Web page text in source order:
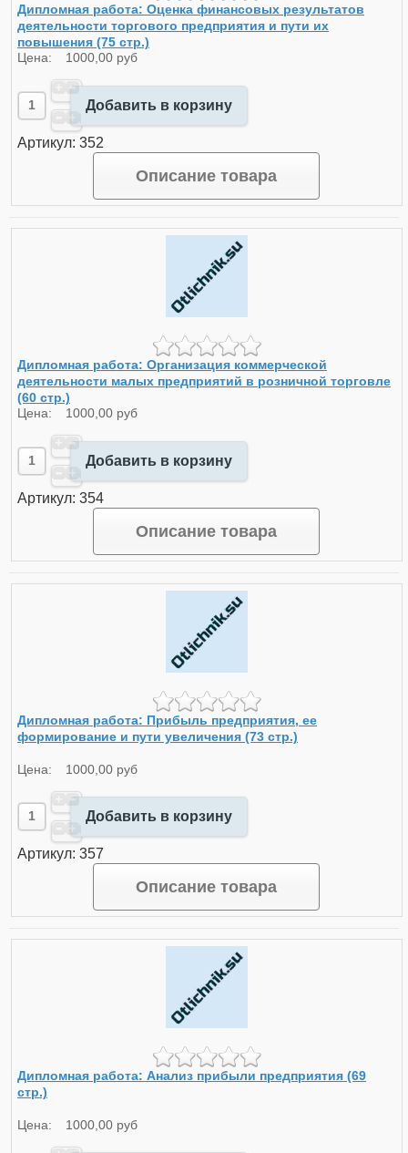
Дипломная работа: Оценка финансовых результатов
деятельности торгового предприятия и пути их
повышения (75 стр.)
Цена: 1000,00 руб
Добавить в корзину
Артикул: 352
Описание товара
Дипломная работа: Организация коммерческой
деятельности малых предприятий в розничной торговле
(60 стр.)
Цена: 1000,00 руб
Добавить в корзину
Артикул: 354
Описание товара
Дипломная работа: Прибыль предприятия, ее
формирование и пути увеличения (73 стр.)
Цена: 1000,00 руб
Добавить в корзину
Артикул: 357
Описание товара
Дипломная работа: Анализ прибыли предприятия (69
стр.)
Цена: 1000,00 руб